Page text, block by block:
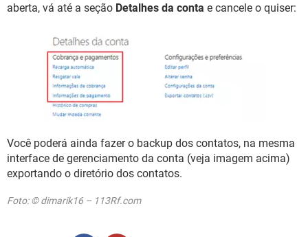
aberta, vá até a seção Detalhes da conta e cancele o quiser:
Você poderá ainda fazer o backup dos contatos, na mesma
interface de gerenciamento da conta (veja imagem acima)
exportando o diretório dos contatos.
Foto: © dimarik16 – 113Rf.com